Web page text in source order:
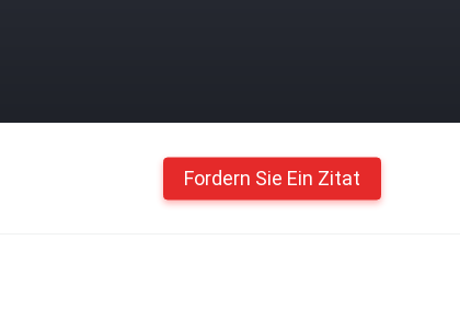
Fordern Sie Ein Zitat